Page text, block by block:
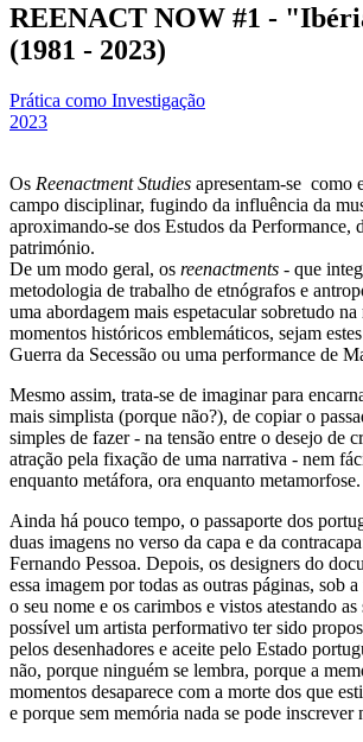
REENACT NOW #1 -
(1981 - 2023)
Prática como Investigação
2023
Os Reenactment Studies apresentam-se como
campo disciplinar, fugindo da influência da
aproximando-se dos Estudos da Performance,
património.
De um modo geral, os reenactments - que
metodologia de trabalho de etnógrafos e
uma abordagem mais espetacular sobretudo na
momentos históricos emblemáticos, sejam
Guerra da Secessão ou uma performance de
Mesmo assim, trata-se de imaginar para
mais simplista (porque não?), de copiar o
simples de fazer - na tensão entre o desejo de
atração pela fixação de uma narrativa - nem
enquanto metáfora, ora enquanto metamorfose.
Ainda há pouco tempo, o passaporte dos
duas imagens no verso da capa e da
Fernando Pessoa. Depois, os designers do
essa imagem por todas as outras páginas, sob
o seu nome e os carimbos e vistos atestando as
possível um artista performativo ter sido
pelos desenhadores e aceite pelo Estado
não, porque ninguém se lembra, porque a
momentos desaparece com a morte dos que
e porque sem memória nada se pode inscrever